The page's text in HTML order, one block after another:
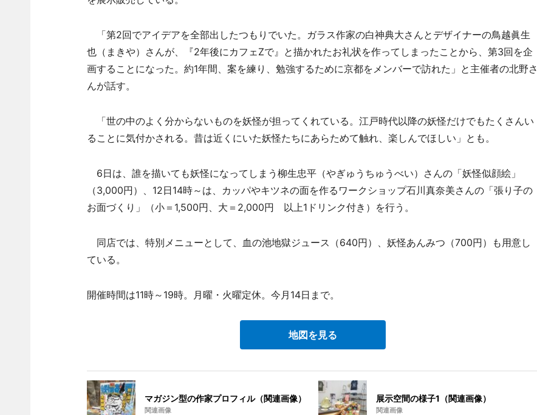
「第2回でアイデアを全部出したつもりでいた。ガラス作家の白神典大さんとデザイナーの鳥越眞生
也（まきや）さんが、『2年後にカフェZで』と描かれたお礼状を作ってしまったことから、第3回を企
画することになった。約1年間、案を練り、勉強するために京都をメンバーで訪れた」と主催者の北野さ
んが話す。
「世の中のよく分からないものを妖怪が担ってくれている。江戸時代以降の妖怪だけでもたくさんい
ることに気付かされる。昔は近くにいた妖怪たちにあらためて触れ、楽しんでほしい」とも。
6日は、誰を描いても妖怪になってしまう柳生忠平（やぎゅうちゅうべい）さんの「妖怪似顔絵」
（3,000円）、12日14時～は、カッパやキツネの面を作るワークショップ石川真奈美さんの「張り子の
お面づくり」（小＝1,500円、大＝2,000円 以上1ドリンク付き）を行う。
同店では、特別メニューとして、血の池地獄ジュース（640円）、妖怪あんみつ（700円）も用意し
ている。
開催時間は11時～19時。月曜・火曜定休。今月14日まで。
地図を見る
マガジン型の作家プロフィル（関連画像）
関連画像
展示空間の様子1（関連画像）
関連画像